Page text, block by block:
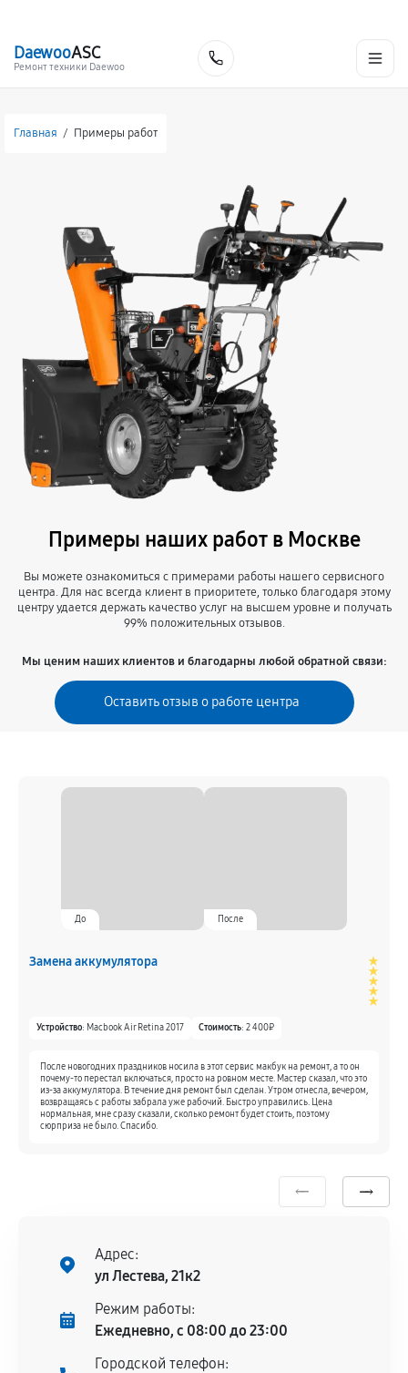
DaewooASC
Ремонт техники Daewoo
Главная / Примеры работ
Примеры наших работ в Москве
Вы можете ознакомиться с примерами работы нашего сервисного
центра. Для нас всегда клиент в приоритете, только благодаря этому
центру удается держать качество услуг на высшем уровне и получать
99% положительных отзывов.
Мы ценим наших клиентов и благодарны любой обратной связи:
Оставить отзыв о работе центра
До После
Замена аккумулятора
Устройство: Macbook Air Retina 2017 Стоимость: 2 400₽
После новогодних праздников носила в этот сервис макбук на ремонт, а то он
почему-то перестал включаться, просто на ровном месте. Мастер сказал, что это
из-за аккумулятора. В течение дня ремонт был сделан. Утром отнесла, вечером,
возвращаясь с работы забрала уже рабочий. Быстро управились. Цена
нормальная, мне сразу сказали, сколько ремонт будет стоить, поэтому
сюрприза не было. Спасибо.
Адрес:
ул Лестева, 21к2
Режим работы:
Ежедневно, с 08:00 до 23:00
Городской телефон: